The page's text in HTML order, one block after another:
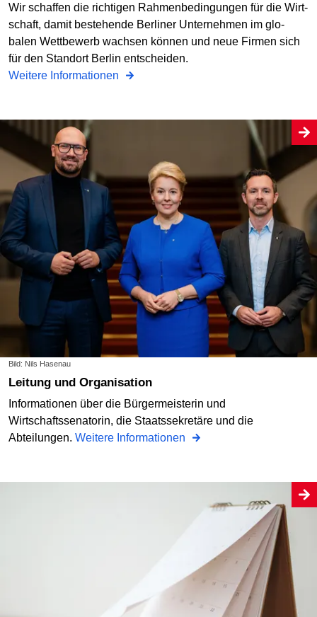
Wir schaffen die richtigen Rahmenbe­din­gungen für die Wirt­
schaft, damit beste­hen­de Berliner Unter­neh­men im glo­
balen Wett­bewerb wachsen können und neue Firmen sich
für den Standort Berlin entschei­den.
Weitere Informationen
Bild: Nils Hasenau
Leitung und Organisation
Informationen über die Bürgermeisterin und
Wirtschaftssenatorin, die Staatssekretäre und die
Abteilungen. Weitere Informationen